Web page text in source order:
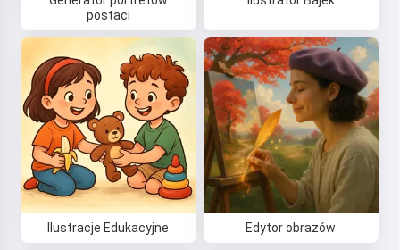
postaci
Ilustracje Edukacyjne Edytor obrazów